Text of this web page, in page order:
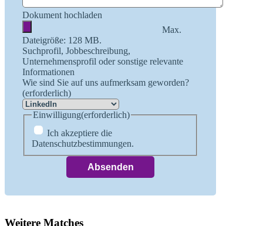
Dokument hochladen
Max.
Dateigröße: 128 MB.
Suchprofil, Jobbeschreibung,
Unternehmensprofil oder sonstige relevante
Informationen
Wie sind Sie auf uns aufmerksam geworden?
(erforderlich)
Einwilligung(erforderlich)
Ich akzeptiere die
Datenschutzbestimmungen.
Weitere Matches